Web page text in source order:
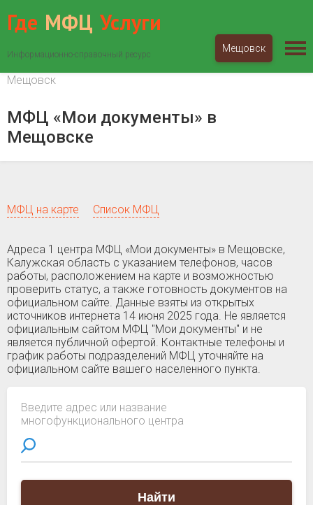
Где МФЦ Услуги
Информационно-справочный ресурс
Мещовск
Калужская область
Мещовск
МФЦ «Мои документы» в
Мещовске
МФЦ на карте Список МФЦ
Адреса 1 центра МФЦ «Мои документы» в Мещовске,
Калужская область c указанием телефонов, часов
работы, расположением на карте и возможностью
проверить статус, а также готовность документов на
официальном сайте. Данные взяты из открытых
источников интернета 14 июня 2025 года. Не является
официальным сайтом МФЦ "Мои документы" и не
является публичной офертой. Контактные телефоны и
график работы подразделений МФЦ уточняйте на
официальном сайте вашего населенного пункта.
Введите адрес или название
многофункционального центра
Найти